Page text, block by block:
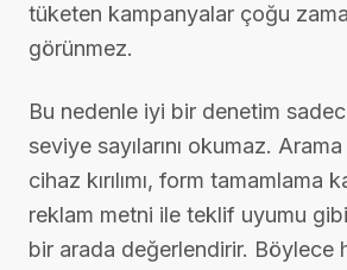
tüketen kampanyalar çoğu
görünmez.
Bu nedenle iyi bir denetim
seviye sayılarını okumaz.
cihaz kırılımı, form tamamlama
reklam metni ile teklif uyumu
bir arada değerlendirir. Böylece